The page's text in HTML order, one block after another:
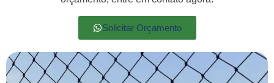
Solicitar Orçamento